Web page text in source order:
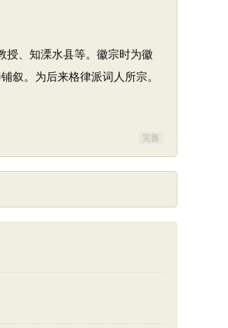
授、知溧水县等。徽宗时为徽
叙。为后来格律派词人所宗。
完善